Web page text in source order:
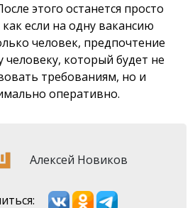
этого останется просто
если на одну вакансию
человек, предпочтение
человеку, который будет не
требованиям, но и
оперативно.
Алексей Новиков